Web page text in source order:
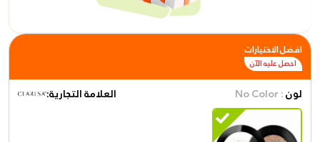
افضل الاختيارات
احصل عليه الآن
لون: No Color العلامة التجارية: